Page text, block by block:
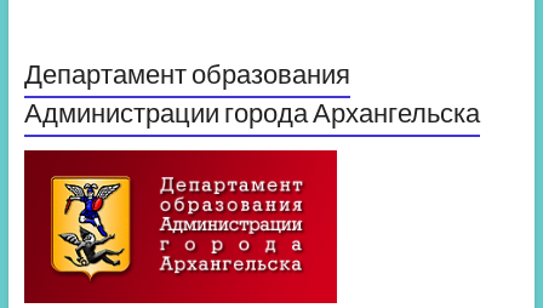
Департамент образования
Администрации города Архангельска